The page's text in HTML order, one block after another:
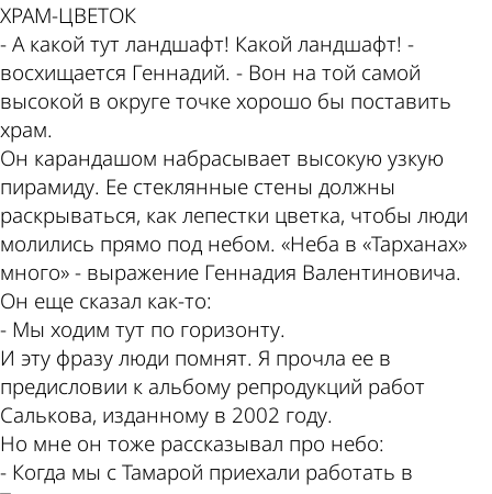
ХРАМ-ЦВЕТОК
- А какой тут ландшафт! Какой ландшафт! -
восхищается Геннадий. - Вон на той самой
высокой в округе точке хорошо бы поставить
храм.
Он карандашом набрасывает высокую узкую
пирамиду. Ее стеклянные стены должны
раскрываться, как лепестки цветка, чтобы люди
молились прямо под небом. «Неба в «Тарханах»
много» - выражение Геннадия Валентиновича.
Он еще сказал как-то:
- Мы ходим тут по горизонту.
И эту фразу люди помнят. Я прочла ее в
предисловии к альбому репродукций работ
Салькова, изданному в 2002 году.
Но мне он тоже рассказывал про небо:
- Когда мы с Тамарой приехали работать в